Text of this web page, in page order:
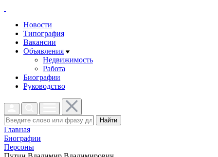
Новости
Типография
Вакансии
Объявления
Недвижимость
Работа
Биографии
Руководство
Найти
Главная
Биографии
Персоны